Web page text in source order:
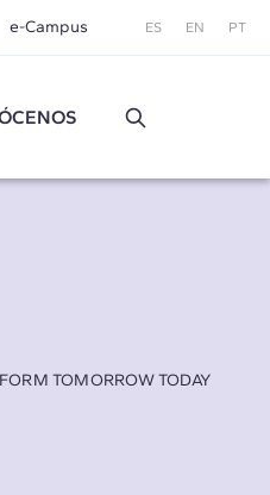
e-Campus ES EN PT
TOMORROW TODAY